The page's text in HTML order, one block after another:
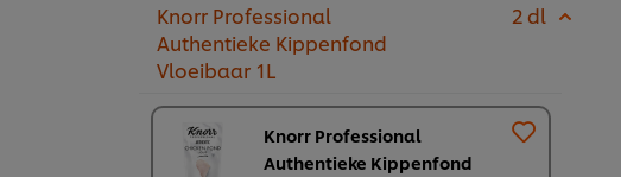
Knorr Professional
Authentieke Kippenfond
Vloeibaar 1L
2 dl
Knorr Professional
Authentieke Kippenfond